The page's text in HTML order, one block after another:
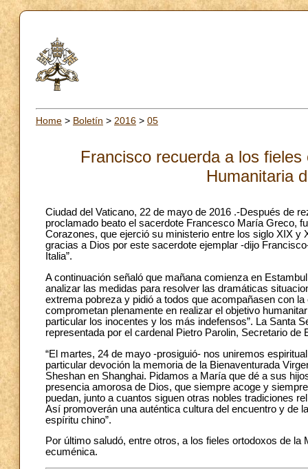
Home > Boletín > 2016 > 05
Francisco recuerda a los
Humanitaria
Ciudad del Vaticano, 22 de mayo de 2016 .-Después de
proclamado beato el sacerdote Francesco María Greco,
Corazones, que ejerció su ministerio entre los siglo XIX y
gracias a Dios por este sacerdote ejemplar -dijo
Italia”.
A continuación señaló que mañana comienza en
analizar las medidas para resolver las dramáticas
extrema pobreza y pidió a todos que acompañasen con
comprometan plenamente en realizar el objetivo
particular los inocentes y los más indefensos”. La Santa
representada por el cardenal Pietro Parolin, Secretario de
“El martes, 24 de mayo -prosiguió- nos uniremos
particular devoción la memoria de la Bienaventurada
Sheshan en Shanghai. Pidamos a María que dé a sus
presencia amorosa de Dios, que siempre acoge y
puedan, junto a cuantos siguen otras nobles tradiciones
Así promoverán una auténtica cultura del encuentro y de
espíritu chino”.
Por último saludó, entre otros, a los fieles ortodoxos de
ecuménica.